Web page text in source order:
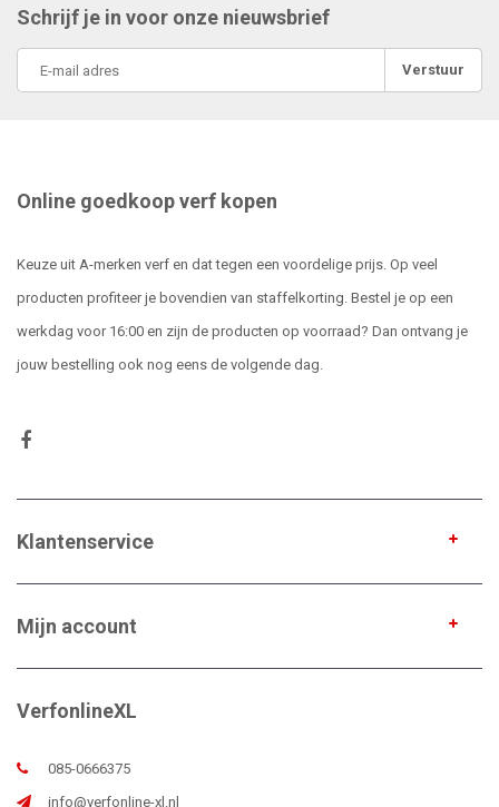
Schrijf je in voor onze nieuwsbrief
Verstuur
Online goedkoop verf kopen
Keuze uit A-merken verf en dat tegen een voordelige prijs. Op veel
producten profiteer je bovendien van staffelkorting. Bestel je op een
werkdag voor 16:00 en zijn de producten op voorraad? Dan ontvang je
jouw bestelling ook nog eens de volgende dag.
Klantenservice
Mijn account
VerfonlineXL
085-0666375
info@verfonline-xl.nl